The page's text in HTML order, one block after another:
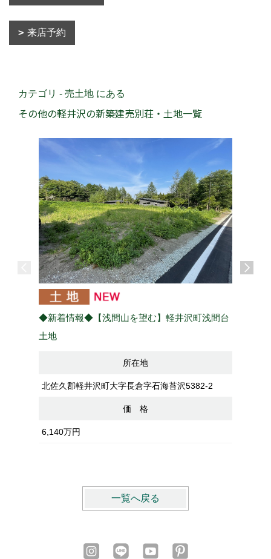
来店予約
カテゴリ - 売土地 にある
その他の軽井沢の新築建売別荘・土地一覧
◆新着情報◆【浅間山を望む】軽井沢町浅間台
土地
所在地
北佐久郡軽井沢町大字長倉字石海苔沢5382-2
価 格
6,140万円
一覧へ戻る